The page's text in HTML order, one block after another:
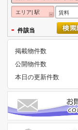
エリア| 駅 賃料
- 件該当
掲載物件数
公開物件数
本日の更新件数